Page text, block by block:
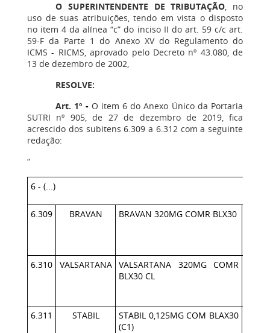
O SUPERINTENDENTE DE TRIBUTAÇÃO, no
uso de suas atribuições, tendo em vista o disposto
no item 4 da alínea “c” do inciso II do art. 59 c/c art.
59-F da Parte 1 do Anexo XV do Regulamento do
ICMS- RICMS, aprovado pelo Decreto nº 43.080, de
13 de dezembro de 2002,
RESOLVE:
Art. 1º -O item 6 do Anexo Único da Portaria
SUTRI nº 905, de 27 de dezembro de 2019, fica
acrescido dos subitens 6.309 a 6.312 com a seguinte
redação:
“
6 - (...)
6.309 BRAVAN BRAVAN 320MG COMR BLX30
6.310 VALSARTANA
VALSARTANA 320MG COMR
BLX30 CL
6.311 STABIL
STABIL 0,125MG COM BLAX30
(C1)